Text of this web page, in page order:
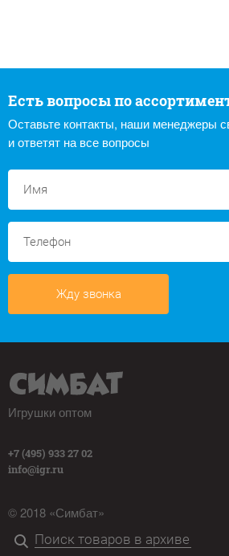
Есть вопросы по
Оставьте контакты, наши менеджеры
и ответят на все вопросы
Жду звонка
Игрушки оптом
+7 (495) 933 27 02
info@igr.ru
© 2018 «Симбат»